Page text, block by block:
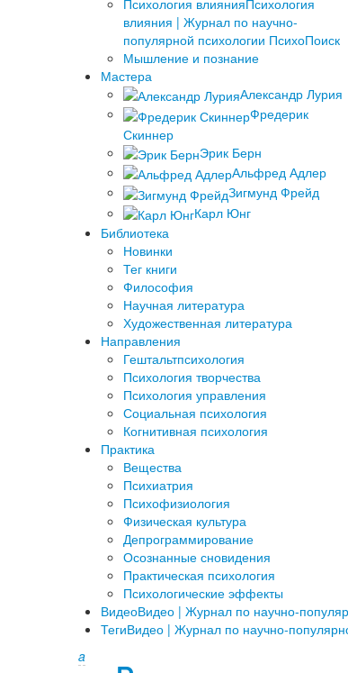
Психология влиянияПсихология
влияния | Журнал по научно-
популярной психологии ПсихоПоиск
Мышление и познание
Мастера
Александр Лурия
Фредерик
Скиннер
Эрик Берн
Альфред Адлер
Зигмунд Фрейд
Карл Юнг
Библиотека
Новинки
Тег книги
Философия
Научная литература
Художественная литература
Направления
Гештальтпсихология
Психология творчества
Психология управления
Социальная психология
Когнитивная психология
Практика
Вещества
Психиатрия
Психофизиология
Физическая культура
Депрограммирование
Осознанные сновидения
Практическая психология
Психологические эффекты
ВидеоВидео | Журнал по научно-
ТегиВидео | Журнал по научно-
a